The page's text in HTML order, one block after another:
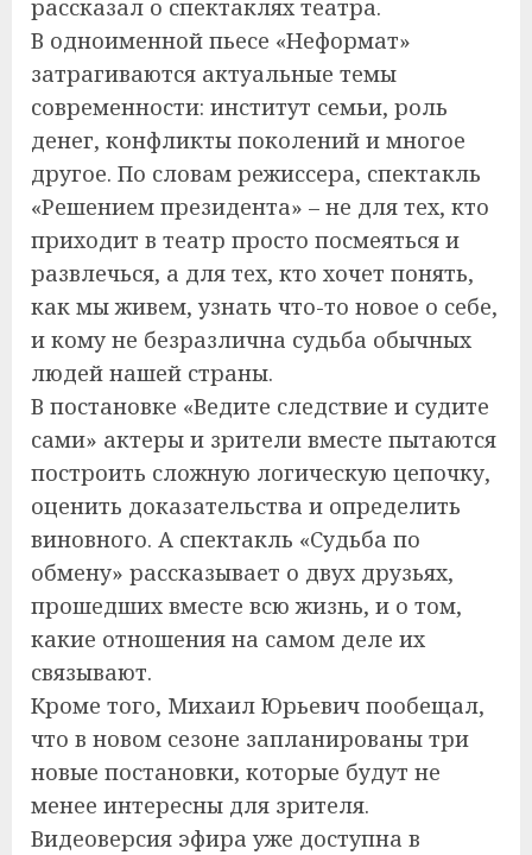
рассказал о спектаклях театра.
В одноименной пьесе «Неформат»
затрагиваются актуальные темы
современности: институт семьи, роль
денег, конфликты поколений и многое
другое. По словам режиссера, спектакль
«Решением президента» – не для тех, кто
приходит в театр просто посмеяться и
развлечься, а для тех, кто хочет понять,
как мы живем, узнать что-то новое о себе,
и кому не безразлична судьба обычных
людей нашей страны.
В постановке «Ведите следствие и судите
сами» актеры и зрители вместе пытаются
построить сложную логическую цепочку,
оценить доказательства и определить
виновного. А спектакль «Судьба по
обмену» рассказывает о двух друзьях,
прошедших вместе всю жизнь, и о том,
какие отношения на самом деле их
связывают.
Кроме того, Михаил Юрьевич пообещал,
что в новом сезоне запланированы три
новые постановки, которые будут не
менее интересны для зрителя.
Видеоверсия эфира уже доступна в